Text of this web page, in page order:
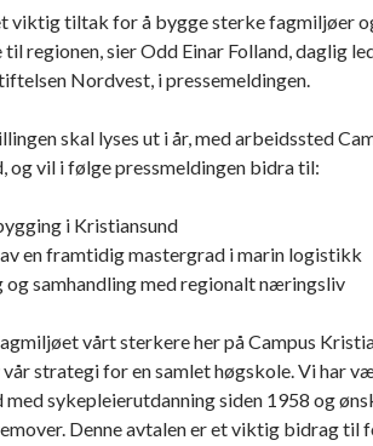
viktig tiltak for å bygge sterke fagmiljøer
til regionen, sier Odd Einar Folland, daglig
Nordvest, i pressemeldingen.
skal lyses ut i år, med arbeidssted
og vil i følge pressmeldingen bidra til:
i Kristiansund
en framtidig mastergrad i marin logistikk
og samhandling med regionalt næringsliv
vårt sterkere her på Campus
strategi for en samlet høgskole. Vi har
med sykepleierutdanning siden 1958 og
Denne avtalen er et viktig bidrag til